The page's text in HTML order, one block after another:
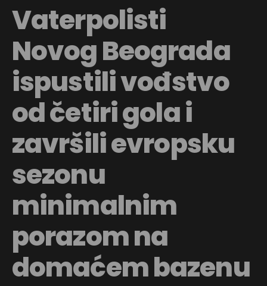
Vaterpolisti
Novog Beograda
ispustili vođstvo
od četiri gola i
završili evropsku
sezonu
minimalnim
porazom na
domaćem bazenu